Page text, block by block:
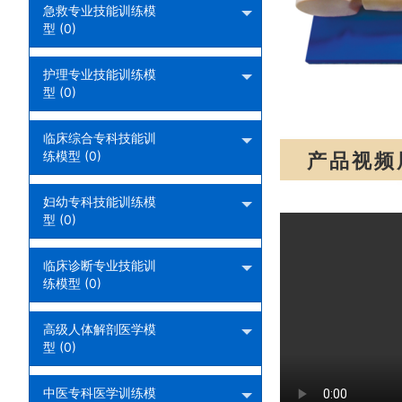
产品视
急救专业技能训练模
型 (0)
护理专业技能训练模
型 (0)
临床综合专科技能训
练模型 (0)
妇幼专科技能训练模
型 (0)
临床诊断专业技能训
练模型 (0)
高级人体解剖医学模
型 (0)
中医专科医学训练模